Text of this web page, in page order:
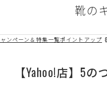
靴の
ンペーン＆特集一覧ポイントアップ
【Yahoo!店】5
ブーツ
フラットシュー